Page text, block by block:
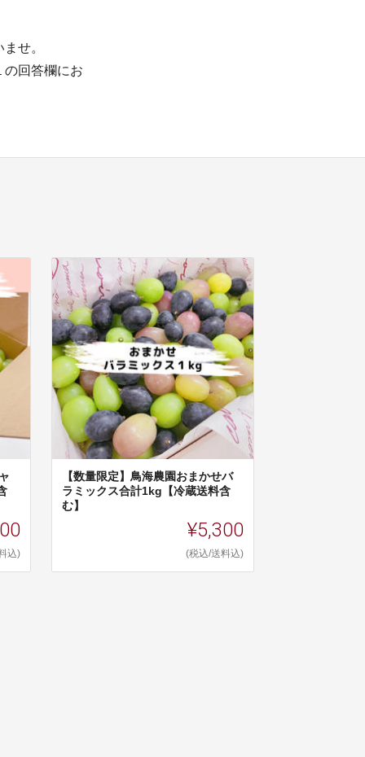
せ。
の回答欄にお
込)
【数量限定】鳥海農園おまかせバ
ラミックス合計1kg【冷蔵送料含
む】
¥5,300
(税込/送料込)